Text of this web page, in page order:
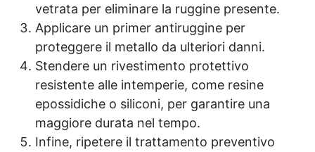
vetrata per eliminare la ruggine presente.
Applicare un primer antiruggine per
proteggere il metallo da ulteriori danni.
Stendere un rivestimento protettivo
resistente alle intemperie, come resine
epossidiche o siliconi, per garantire una
maggiore durata nel tempo.
Infine, ripetere il trattamento preventivo